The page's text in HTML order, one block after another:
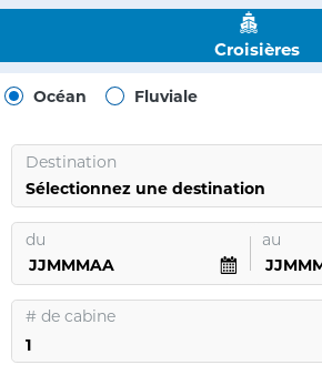
Croisières
Océan Fluviale
Destination
Sélectionnez une destination
du au
# de cabine